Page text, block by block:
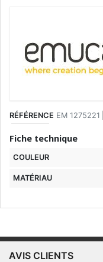
RÉFÉRENCE EM 1275221
Fiche technique
COULEUR
MATÉRIAU
AVIS CLIENTS